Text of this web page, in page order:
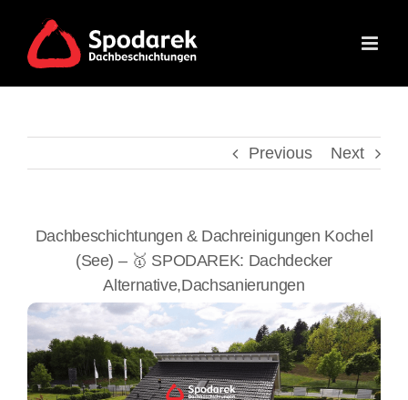
content
Previous Next
Dachbeschichtungen & Dachreinigungen Kochel
(See) – 🥇 SPODAREK: Dachdecker
Alternative,Dachsanierungen